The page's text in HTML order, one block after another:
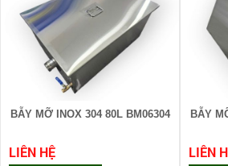
BẪY MỠ INOX 304 80L BM06304
LIÊN HỆ
BẪY
LIÊN